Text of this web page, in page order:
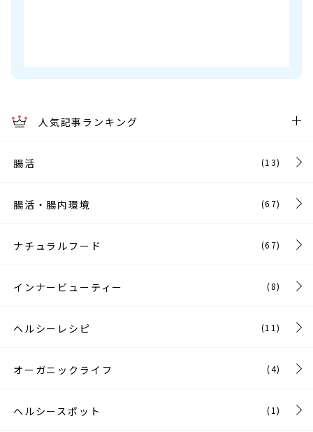
人気記事ランキング
腸活 (13)
腸活・腸内環境 (67)
ナチュラルフード (67)
インナービューティー (8)
ヘルシーレシピ (11)
オーガニックライフ (4)
ヘルシースポット (1)